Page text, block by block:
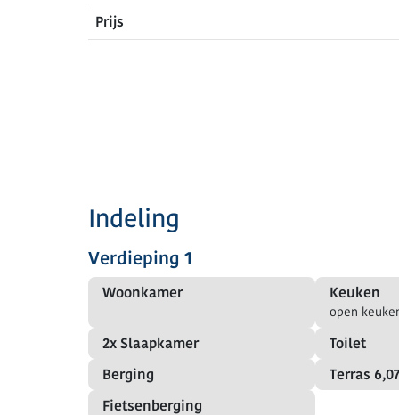
Prijs
Indeling
Verdieping 1
Woonkamer Keuken
open
2x Slaapkamer
Toilet
Berging
Terras
Fietsenberging